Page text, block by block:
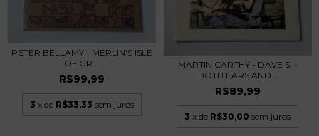
PETER BELLAMY - MERLIN'S ISLE
OF GR...
R$99,99
3 x de R$33,33 sem juros
MARTIN CARTHY - DAVE S. -
BOTH EARS AND...
R$89,99
3 x de R$30,00 sem juros